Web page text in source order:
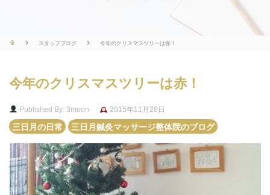
用
ボ
スタッフブログ 今年のクリスマスツリーは赤！
今年のクリスマスツリーは赤！
Published By: 3moon
2015年11月28日
三日月の日常
三日月鍼灸マッサージ整体院のブログ